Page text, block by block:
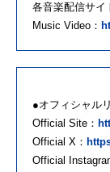
各音楽配信サイ
Music Video：
●オフィシャル
Official Site：
Official X：
Official